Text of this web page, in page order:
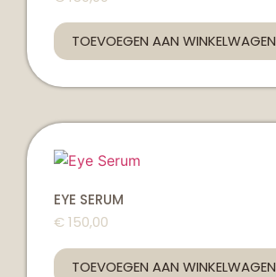
TOEVOEGEN AAN WINKELWAGEN
EYE SERUM
€ 150,00
TOEVOEGEN AAN WINKELWAGEN